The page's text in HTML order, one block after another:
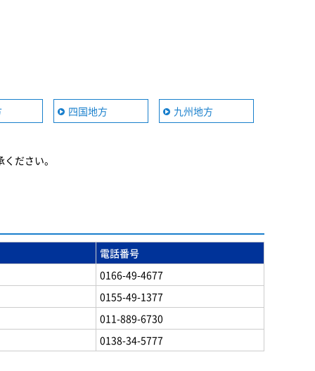
四国地方 九州地方
ださい。
電話番号
0166-49-4677
0155-49-1377
011-889-6730
0138-34-5777